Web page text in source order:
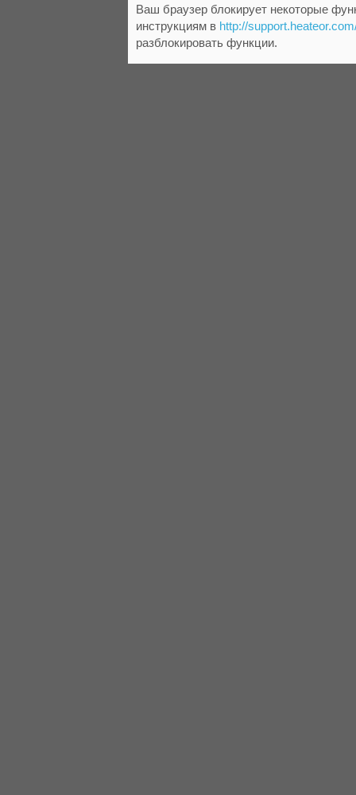
Ваш браузер блокирует некоторые
инструкциям в http://
разблокировать функции.